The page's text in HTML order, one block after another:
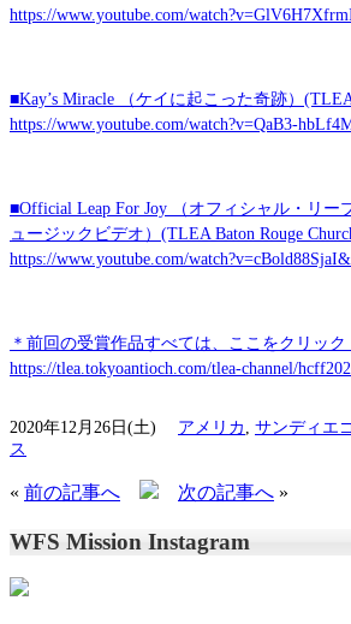
https://www.youtube.com/
■Kay’s Miracle （ケイに起こった奇跡）
https://www.youtube.com/watch?v=QaB3-
■Official Leap For Joy （オフィシャル・リ
ュージックビデオ）(TLEA Baton Rouge
https://www.youtube.com/
＊前回の受賞作品すべては、ここをクリック
https://tlea.tokyoantioch.com/tlea-channel/
2020年12月26日(土) アメリカ サンディエ
ス
« 前の記事へ 次の記事へ »
WFS Mission Instagram